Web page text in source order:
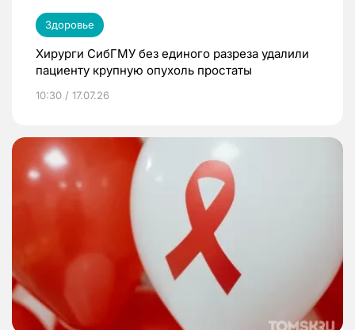
Здоровье
Хирурги СибГМУ без единого разреза удалили
пациенту крупную опухоль простаты
10:30 / 17.07.26